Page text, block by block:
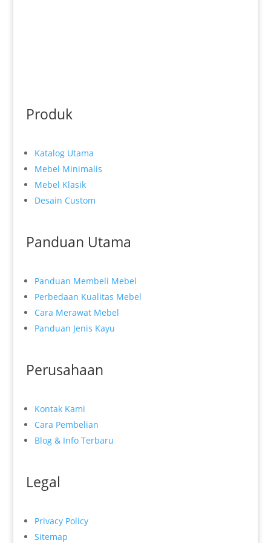
Produk
Katalog Utama
Mebel Minimalis
Mebel Klasik
Desain Custom
Panduan Utama
Panduan Membeli Mebel
Perbedaan Kualitas Mebel
Cara Merawat Mebel
Panduan Jenis Kayu
Perusahaan
Kontak Kami
Cara Pembelian
Blog & Info Terbaru
Legal
Privacy Policy
Sitemap